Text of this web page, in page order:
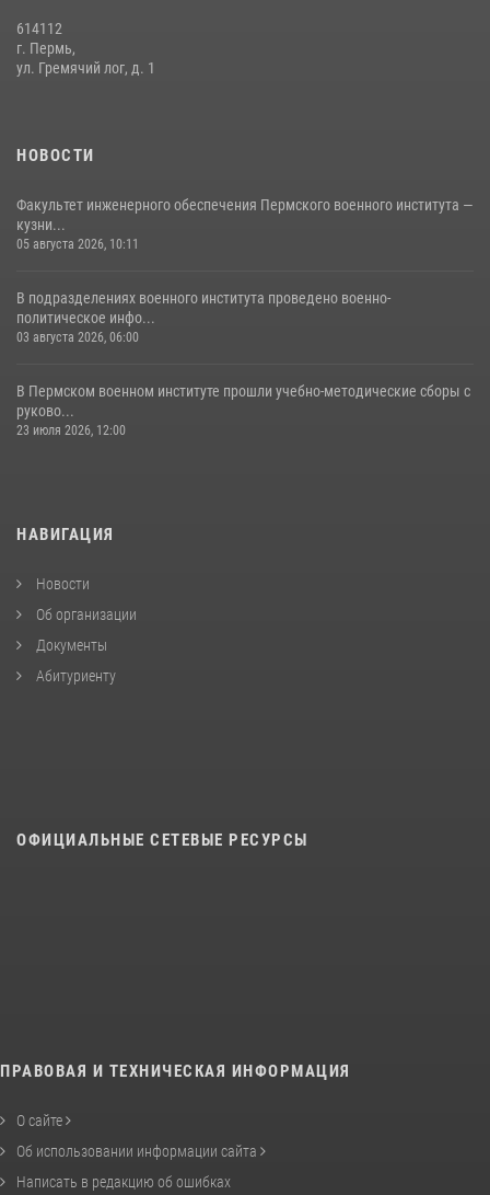
614112
г. Пермь,
ул. Гремячий лог, д. 1
НОВОСТИ
Факультет инженерного обеспечения Пермского военного института —
кузни...
05 августа 2026, 10:11
В подразделениях военного института проведено военно-
политическое инфо...
03 августа 2026, 06:00
В Пермском военном институте прошли учебно-методические сборы с
руково...
23 июля 2026, 12:00
НАВИГАЦИЯ
Новости
Об организации
Документы
Абитуриенту
ОФИЦИАЛЬНЫЕ СЕТЕВЫЕ РЕСУРСЫ
ПРАВОВАЯ И ТЕХНИЧЕСКАЯ ИНФОРМАЦИЯ
О сайте
Об использовании информации сайта
Написать в редакцию об ошибках